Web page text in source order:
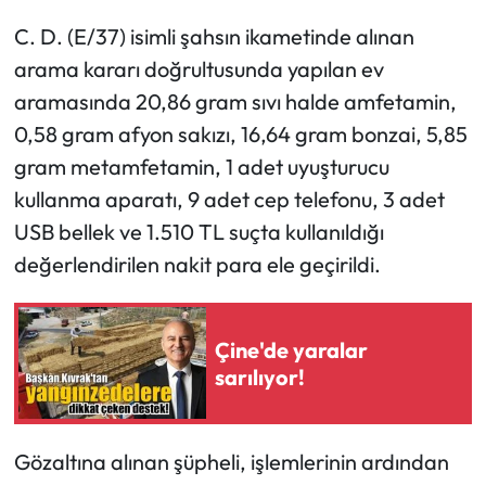
C. D. (E/37) isimli şahsın ikametinde alınan
arama kararı doğrultusunda yapılan ev
aramasında 20,86 gram sıvı halde amfetamin,
0,58 gram afyon sakızı, 16,64 gram bonzai, 5,85
gram metamfetamin, 1 adet uyuşturucu
kullanma aparatı, 9 adet cep telefonu, 3 adet
USB bellek ve 1.510 TL suçta kullanıldığı
değerlendirilen nakit para ele geçirildi.
Çine'de yaralar
sarılıyor!
Gözaltına alınan şüpheli, işlemlerinin ardından